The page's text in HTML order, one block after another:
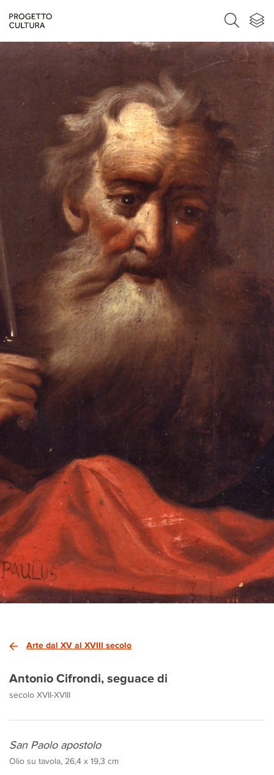
Arte dal XV al XVIII secolo
Antonio Cifrondi, seguace di
secolo XVII-XVIII
San Paolo apostolo
Olio su tavola, 26,4 x 19,3 cm